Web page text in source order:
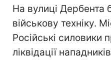
На вулиці Дербента
військову техніку.
Російські силовики
ліквідації